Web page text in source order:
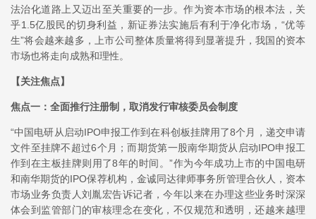
法治化道路上又迈出至关重要的一步。作为资本市场的根本法，关
乎1.5亿股民的切身利益，新证券法实施后有利于净化市场，“优等
生”将会越来越多，上市公司整体质量将得到显著提升，我国的资本
市场也将走向成熟和理性。
【关注焦点】
焦点一：全面推行注册制，取消发行审核委员会制度
“中国电研从启动IPO申报工作到在科创板挂牌用了8个月，递交申请
文件至挂牌不超过6个月；而期货第一股南华期货从启动IPO申报工
作到在主板挂牌则用了8年的时间。”作为今年成功上市的中国电研
和南华期货的IPO保荐机构，金诚同达律师事务所管理合伙人，资本
市场业务负责人刘胤宏告诉记者，今年以来在办理这些业务时深深
体会到监管部门的审核理念在变化，不仅规范和透明，还越来越理